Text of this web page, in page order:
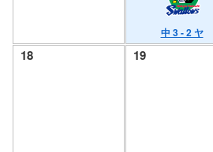
中 3 - 2 ヤ
18 19